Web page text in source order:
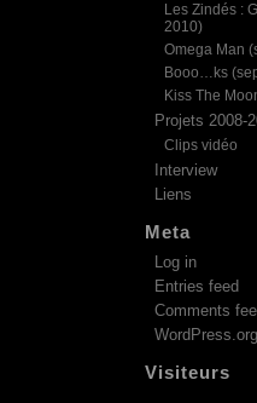
Les Zindés :
2010)
Omega Man
Booo…ks
Kiss The
Projets 2008-
Clips vidéo
Interview
Liens
Meta
Log in
Entries feed
Comments
WordPress.org
Visiteurs